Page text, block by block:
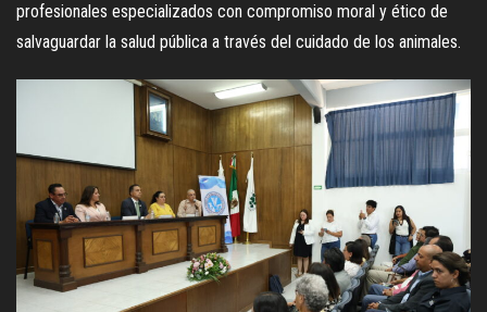
profesionales especializados con compromiso moral y ético de
salvaguardar la salud pública a través del cuidado de los animales.